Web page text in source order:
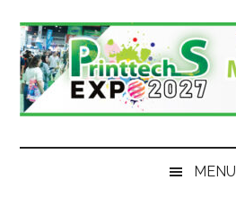
Thai
Pack
Magazine
Pack
Magazine
MENU